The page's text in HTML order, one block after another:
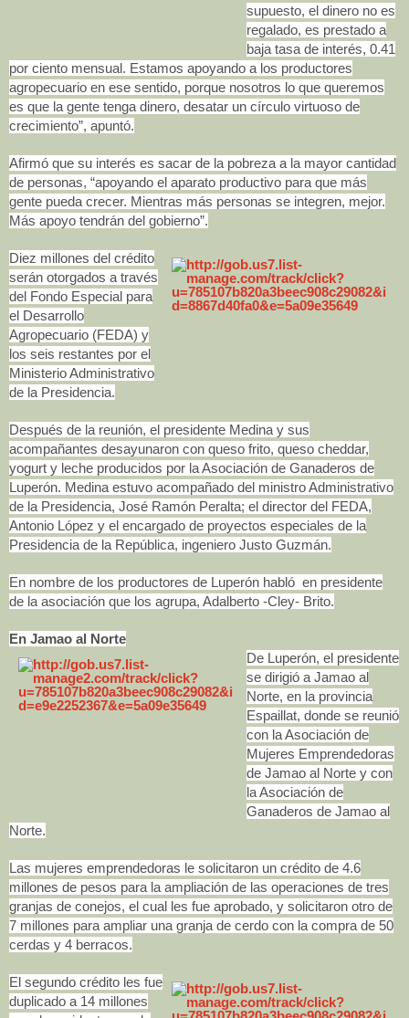
supuesto, el dinero no es
regalado, es prestado a
baja tasa de interés, 0.41
por ciento mensual. Estamos apoyando a los productores
agropecuario en ese sentido, porque nosotros lo que queremos
es que la gente tenga dinero, desatar un círculo virtuoso de
crecimiento”, apuntó.
Afirmó que su interés es sacar de la pobreza a la mayor cantidad
de personas, “apoyando el aparato productivo para que más
gente pueda crecer. Mientras más personas se integren, mejor.
Más apoyo tendrán del gobierno”.
Diez millones del crédito
serán otorgados a través
del Fondo Especial para
el Desarrollo
Agropecuario (FEDA) y
los seis restantes por el
Ministerio Administrativo
de la Presidencia.
Después de la reunión, el presidente Medina y sus
acompañantes desayunaron con queso frito, queso cheddar,
yogurt y leche producidos por la Asociación de Ganaderos de
Luperón. Medina estuvo acompañado del ministro Administrativo
de la Presidencia, José Ramón Peralta; el director del FEDA,
Antonio López y el encargado de proyectos especiales de la
Presidencia de la República, ingeniero Justo Guzmán.
En nombre de los productores de Luperón habló en presidente
de la asociación que los agrupa, Adalberto -Cley- Brito.
En Jamao al Norte
De Luperón, el presidente
se dirigió a Jamao al
Norte, en la provincia
Espaillat, donde se reunió
con la Asociación de
Mujeres Emprendedoras
de Jamao al Norte y con
la Asociación de
Ganaderos de Jamao al
Norte.
Las mujeres emprendedoras le solicitaron un crédito de 4.6
millones de pesos para la ampliación de las operaciones de tres
granjas de conejos, el cual les fue aprobado, y solicitaron otro de
7 millones para ampliar una granja de cerdo con la compra de 50
cerdas y 4 berracos.
El segundo crédito les fue
duplicado a 14 millones